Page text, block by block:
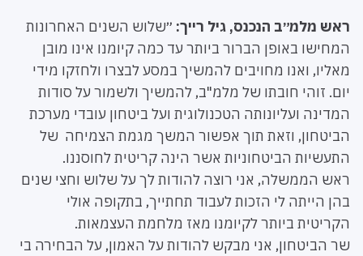
ראש מלמ״ב הנכנס, גיל רייך: ״שלוש השנים האחרונות
המחישו באופן הברור ביותר עד כמה קיומנו אינו מובן
מאליו, ואנו מחויבים להמשיך במסע לבצרו ולחזקו מידי
יום. זוהי חובתו של מלמ"ב, להמשיך ולשמור על סודות
המדינה ועליונותה הטכנולוגית ועל ביטחון עובדי מערכת
הביטחון, וזאת תוך אפשור המשך מגמת הצמיחה של
התעשיות הביטחוניות אשר הינה קריטית לחוסננו.
ראש הממשלה, אני רוצה להודות לך על שלוש וחצי שנים
בהן הייתה לי הזכות לעבוד תחתייך, בתקופה אולי
הקריטית ביותר לקיומנו מאז מלחמת העצמאות.
שר הביטחון, אני מבקש להודות על האמון, על הבחירה בי